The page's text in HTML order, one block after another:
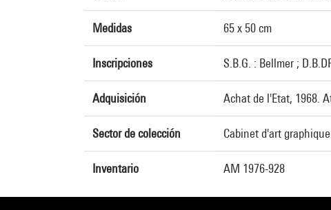
Medidas 65 x 50 cm
Inscripciones S.B.G. : Bellmer ;
Adquisición Achat de l'Etat, 1968.
Sector de colección Cabinet d'art graphique
Inventario AM 1976-928